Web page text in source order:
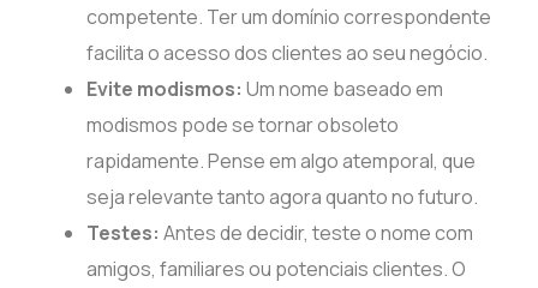
competente. Ter um domínio correspondente
facilita o acesso dos clientes ao seu negócio.
Evite modismos: Um nome baseado em
modismos pode se tornar obsoleto
rapidamente. Pense em algo atemporal, que
seja relevante tanto agora quanto no futuro.
Testes: Antes de decidir, teste o nome com
amigos, familiares ou potenciais clientes. O